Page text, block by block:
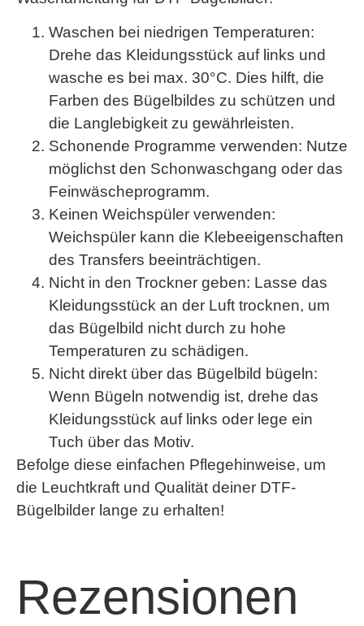
Waschen bei niedrigen Temperaturen:
Drehe das Kleidungsstück auf links und
wasche es bei max. 30°C. Dies hilft, die
Farben des Bügelbildes zu schützen und
die Langlebigkeit zu gewährleisten.
Schonende Programme verwenden: Nutze
möglichst den Schonwaschgang oder das
Feinwäscheprogramm.
Keinen Weichspüler verwenden:
Weichspüler kann die Klebeeigenschaften
des Transfers beeinträchtigen.
Nicht in den Trockner geben: Lasse das
Kleidungsstück an der Luft trocknen, um
das Bügelbild nicht durch zu hohe
Temperaturen zu schädigen.
Nicht direkt über das Bügelbild bügeln:
Wenn Bügeln notwendig ist, drehe das
Kleidungsstück auf links oder lege ein
Tuch über das Motiv.
Befolge diese einfachen Pflegehinweise, um
die Leuchtkraft und Qualität deiner DTF-
Bügelbilder lange zu erhalten!
Rezensionen